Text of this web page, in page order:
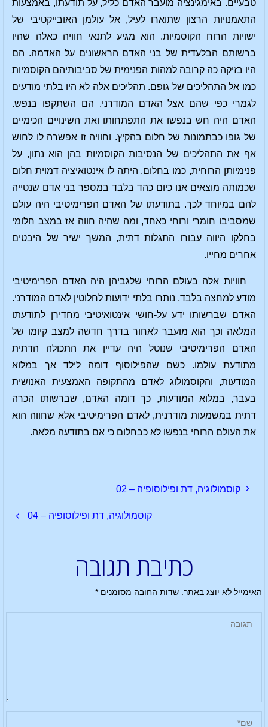
טבעיים. באימגינציה מועבר האדם כליל, על תודעתו, באמצעות
התאמנויות הרצון שתוארו לעיל, אל עולמן האובייקטיבי של
ישויות הרוח הקוסמיות. הוא מגיע לתנאי חוויה כאלה שהיו
ברשותם הבלעדית של בני האדם הראשונים על האדמה. הם
היו בזיקה כה קרובה למהות הפנימית של סביבותיהם הקוסמיות
כמו אל התהליכים של גופם. תהליכים אלה לא היו בלתי מודעים
לגמרי כפי שהם אצל האדם המודרני. הם השתקפו בנפש.
האדם היה חש בנפשו את התפתחותו ואת השינויים הכימיים
של גופו כבתמונות של חלום בהקיץ. וחוויה זו אפשרה לו לחוש
אף את התהליכים של הנסיבות הקוסמיות בהן הוא נתון, על
פנימיותן הרוחית, כמו בחלום. היתה לו אינטואיציה דמוית חלום
שכמותה מוצאים אנו כיום כהד בלבד במספר בני אדם שנטייה
להם במיוחד לכך. בתודעתו של האדם הפרימיטיבי היה עולם
שמסביבו חומרי ורוחי כאחד, ומה שהיה חווה אז במצב חלומי
בחלקו היווה עבורו התגלות דתית, המשך ישיר של היבטים
אחרים מחייו.
חוויות אלה בעולם הרוחי שלגביהן היה האדם הפרימיטיבי
מודע למחצה בלבד, נותרו בלתי ידועות לחלוטין לאדם המודרני.
האדם שברשותו ידע על-חושי אינטואיטיבי מחדירן לתודעתו
המלאה וכך הוא מועבר לאחור בדרך חדשה למצב קיומו של
האדם הפרימיטיבי שנוטל היה עדיין את התכולה הדתית
מתודעת עולמו. כשם שהפילוסוף דומה לילד אך במלוא
המודעות, והקוסמולוג לאדם מהתקופה האמצעית האנושית
בעבר, במלוא המודעות, כך דומה האדם, שברשותו הכרה
דתית במשמעות מודרנית, לאדם הפרימיטיבי אלא שחווה הוא
את העולם הרוחי בנפשו לא כבחלום כי אם בתודעה מלאה.
קוסמולוגיה, דת ופילוסופיה – 02
קוסמולוגיה, דת ופילוסופיה – 04
כתיבת תגובה
האימייל לא יוצג באתר. שדות החובה מסומנים*